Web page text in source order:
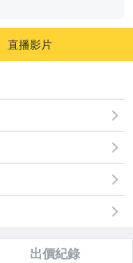
直播影片
出價紀錄